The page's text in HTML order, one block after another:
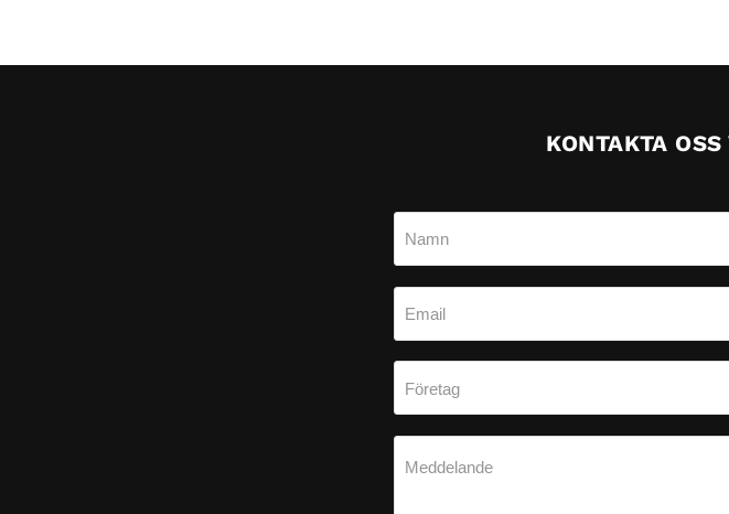
KONTAKTA
Namn
Email
Företag
Meddelande